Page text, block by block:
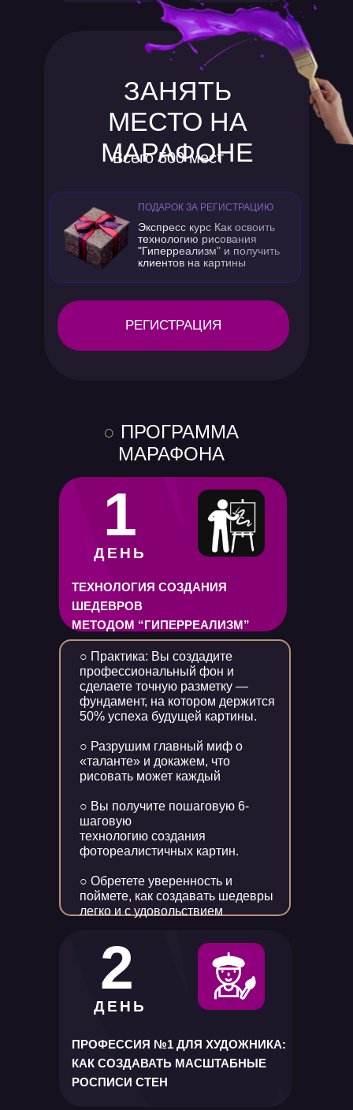
ЗАНЯТЬ
МЕСТО НА
МАРАФОНЕ
РЕГИСТРАЦИЯ
Всего 500 мест
ПОДАРОК ЗА РЕГИСТРАЦИЮ
Экспресс курс Как освоить
технологию рисования
"Гиперреализм" и получить
клиентов на картины
○ Практика: Вы создадите
профессиональный фон и
сделаете точную разметку —
фундамент, на котором держится
50% успеха будущей картины.
○ Разрушим главный миф о
«таланте» и докажем, что
рисовать может каждый
○ Вы получите пошаговую 6-
шаговую
технологию создания
фотореалистичных картин.
○ Обретете уверенность и
поймете, как создавать шедевры
легко и с удовольствием
ТЕХНОЛОГИЯ СОЗДАНИЯ
ШЕДЕВРОВ
МЕТОДОМ “ГИПЕРРЕАЛИЗМ”
1
ДЕНЬ
ПРОФЕССИЯ №1 ДЛЯ ХУДОЖНИКА:
КАК СОЗДАВАТЬ МАСШТАБНЫЕ
РОСПИСИ СТЕН
2
ДЕНЬ
○ ПРОГРАММА
МАРАФОНА